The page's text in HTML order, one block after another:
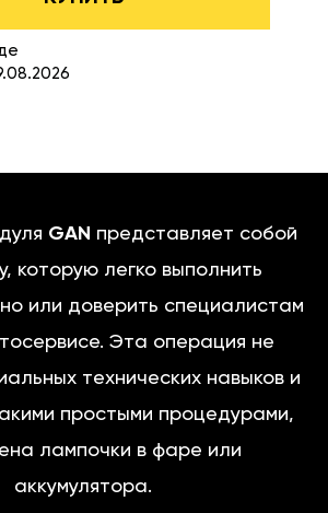
GAN представляет собой
которую легко выполнить
или доверить специалистам
Эта операция не
технических навыков и
простыми процедурами,
лампочки в фаре или
аккумулятора.